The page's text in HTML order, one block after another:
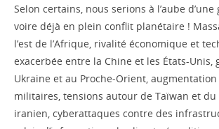
Selon certains, nous serions à l’aube
voire déjà en plein conflit planétaire !
l’est de l’Afrique, rivalité économique et
exacerbée entre la Chine et les États-Unis,
Ukraine et au Proche-Orient,
militaires, tensions autour de Taïwan et
iranien, cyberattaques contre des